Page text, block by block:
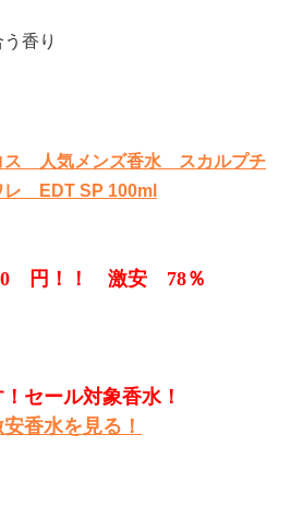
香り
人気メンズ香水 スカルプチ
レ EDT SP 100ml
円！！ 激安 78％
セール対象香水！
香水を見る！